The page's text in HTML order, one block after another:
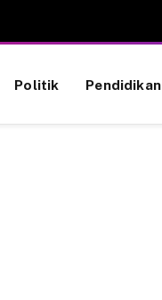
Politik Pendidikan